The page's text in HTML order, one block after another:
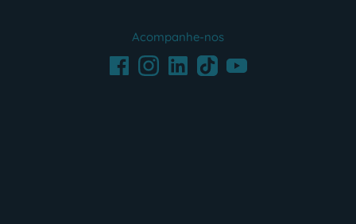
Acompanhe-nos
FacebookInstagramLinkedInTikTokYoutube